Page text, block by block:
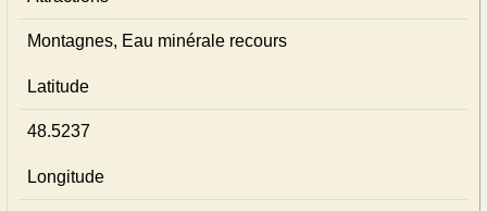
Montagnes, Eau minérale recours
Latitude
48.5237
Longitude